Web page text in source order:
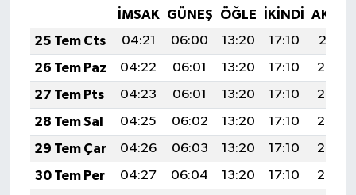
İMSAK GÜNEŞ ÖĞLE İKINDI
25 Tem Cts
04:21 06:00 13:20 17:10
20:31
26 Tem Paz
04:22 06:01 13:20 17:10
20:30
27 Tem Pts
04:23 06:01 13:20 17:10
20:29
28 Tem Sal
04:25 06:02 13:20 17:10
20:28
29 Tem Çar
04:26 06:03 13:20 17:10
20:28
30 Tem Per
04:27 06:04 13:20 17:10
20:27